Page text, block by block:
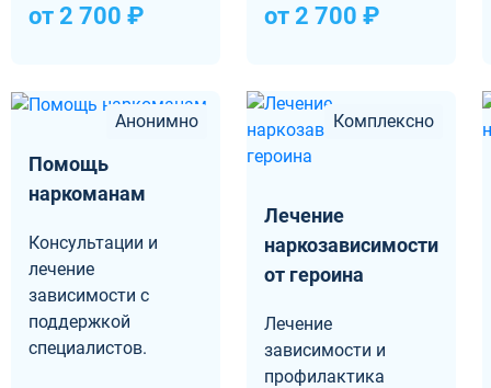
от 2 700 ₽ от 2 700 ₽
Анонимно
Помощь
наркоманам
Консультации и
лечение
зависимости с
поддержкой
специалистов.
Комплексно
Лечение
наркозависимости
от героина
Лечение
зависимости и
профилактика